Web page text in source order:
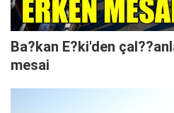
Ba?kan E?ki'den
mesai